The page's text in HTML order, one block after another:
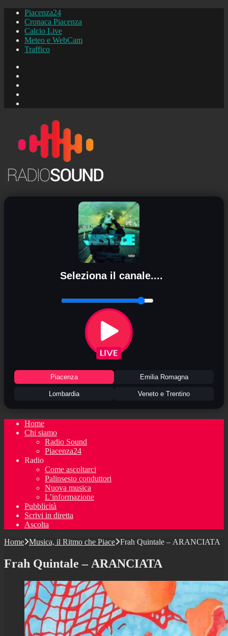
Piacenza24
Cronaca Piacenza
Calcio Live
Meteo e WebCam
Traffico
Seleziona il canale....
Piacenza Emilia Romagna
Lombardia Veneto e Trentino
Home
Chi siamo
Radio Sound
Piacenza24
Radio
Come ascoltarci
Palinsesto conduttori
Nuova musica
L’informazione
Pubblicità
Scrivi in diretta
Ascolta
Home Musica, il Ritmo che Piace Frah Quintale – ARANCIATA
Frah Quintale – ARANCIATA